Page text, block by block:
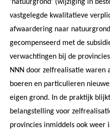
‘natuurgrond’ (wijziging in
vastgelegde kwalitatieve
afwaardering naar
gecompenseerd met de
verwachtingen bij de
NNN door zelfrealisatie waren
boeren en particulieren
eigen grond. In de praktijk
belangstelling voor
provincies inmiddels ook weer